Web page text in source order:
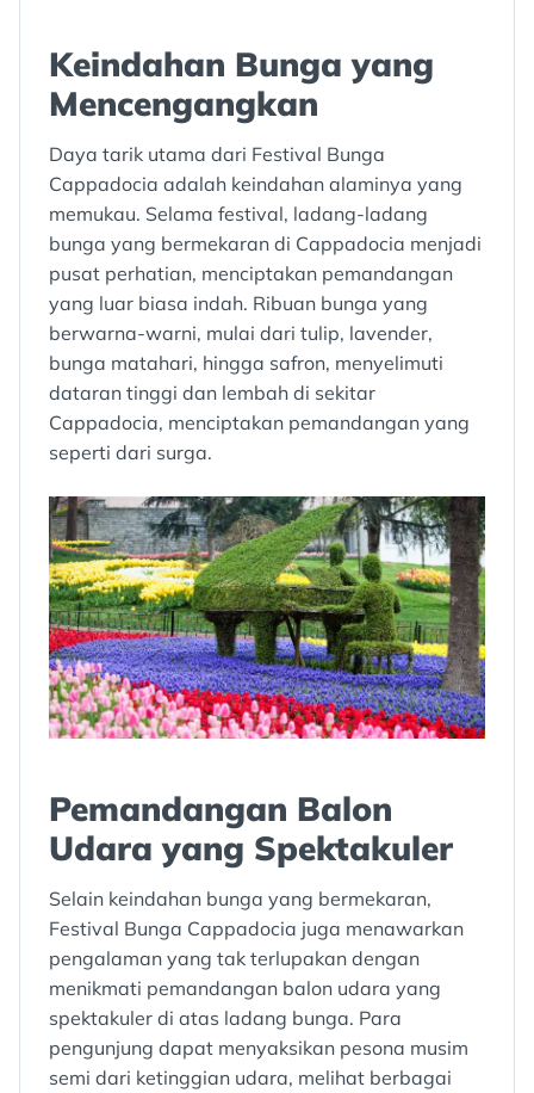
Keindahan Bunga yang
Mencengangkan
Daya tarik utama dari Festival Bunga
Cappadocia adalah keindahan alaminya yang
memukau. Selama festival, ladang-ladang
bunga yang bermekaran di Cappadocia menjadi
pusat perhatian, menciptakan pemandangan
yang luar biasa indah. Ribuan bunga yang
berwarna-warni, mulai dari tulip, lavender,
bunga matahari, hingga safron, menyelimuti
dataran tinggi dan lembah di sekitar
Cappadocia, menciptakan pemandangan yang
seperti dari surga.
Pemandangan Balon
Udara yang Spektakuler
Selain keindahan bunga yang bermekaran,
Festival Bunga Cappadocia juga menawarkan
pengalaman yang tak terlupakan dengan
menikmati pemandangan balon udara yang
spektakuler di atas ladang bunga. Para
pengunjung dapat menyaksikan pesona musim
semi dari ketinggian udara, melihat berbagai